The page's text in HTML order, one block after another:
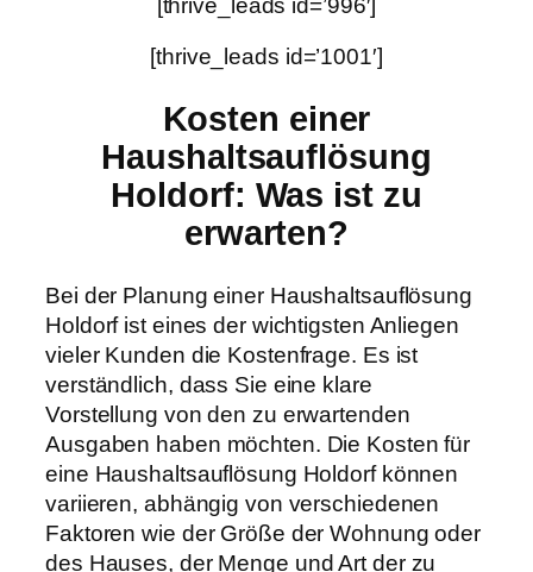
[thrive_leads id=’996′]
[thrive_leads id=’1001′]
Kosten einer
Haushaltsauflösung
Holdorf: Was ist zu
erwarten?
Bei der Planung einer Haushaltsauflösung
Holdorf ist eines der wichtigsten Anliegen
vieler Kunden die Kostenfrage. Es ist
verständlich, dass Sie eine klare
Vorstellung von den zu erwartenden
Ausgaben haben möchten. Die Kosten für
eine Haushaltsauflösung Holdorf können
variieren, abhängig von verschiedenen
Faktoren wie der Größe der Wohnung oder
des Hauses, der Menge und Art der zu